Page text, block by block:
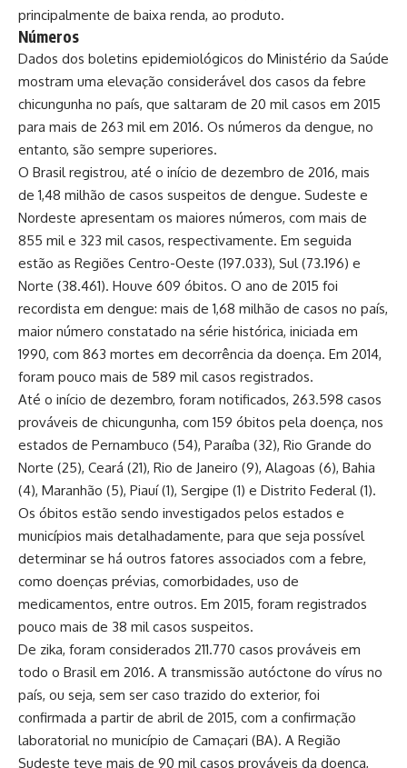
principalmente de baixa renda, ao produto.
Números
Dados dos boletins epidemiológicos do Ministério da Saúde
mostram uma elevação considerável dos casos da febre
chicungunha no país, que saltaram de 20 mil casos em 2015
para mais de 263 mil em 2016. Os números da dengue, no
entanto, são sempre superiores.
O Brasil registrou, até o início de dezembro de 2016, mais
de 1,48 milhão de casos suspeitos de dengue. Sudeste e
Nordeste apresentam os maiores números, com mais de
855 mil e 323 mil casos, respectivamente. Em seguida
estão as Regiões Centro-Oeste (197.033), Sul (73.196) e
Norte (38.461). Houve 609 óbitos. O ano de 2015 foi
recordista em dengue: mais de 1,68 milhão de casos no país,
maior número constatado na série histórica, iniciada em
1990, com 863 mortes em decorrência da doença. Em 2014,
foram pouco mais de 589 mil casos registrados.
Até o início de dezembro, foram notificados, 263.598 casos
prováveis de chicungunha, com 159 óbitos pela doença, nos
estados de Pernambuco (54), Paraíba (32), Rio Grande do
Norte (25), Ceará (21), Rio de Janeiro (9), Alagoas (6), Bahia
(4), Maranhão (5), Piauí (1), Sergipe (1) e Distrito Federal (1).
Os óbitos estão sendo investigados pelos estados e
municípios mais detalhadamente, para que seja possível
determinar se há outros fatores associados com a febre,
como doenças prévias, comorbidades, uso de
medicamentos, entre outros. Em 2015, foram registrados
pouco mais de 38 mil casos suspeitos.
De zika, foram considerados 211.770 casos prováveis em
todo o Brasil em 2016. A transmissão autóctone do vírus no
país, ou seja, sem ser caso trazido do exterior, foi
confirmada a partir de abril de 2015, com a confirmação
laboratorial no município de Camaçari (BA). A Região
Sudeste teve mais de 90 mil casos prováveis da doença,